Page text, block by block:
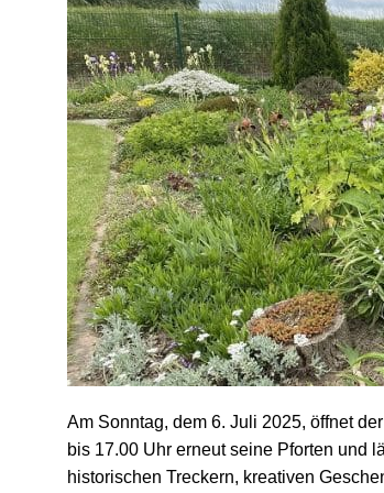
Am Sonntag, dem 6. Juli 2025, öffnet
bis 17.00 Uhr erneut seine Pforten und
historischen Treckern, kreativen